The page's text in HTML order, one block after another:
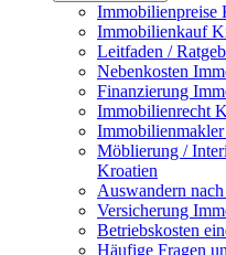
Immobilienpreise
Immobilienkauf
Leitfaden /
Nebenkosten
Finanzierung
Immobilienrecht
Möblierung /
Kroatien
Auswandern
Versicherung
Betriebskosten
Häufige Fragen